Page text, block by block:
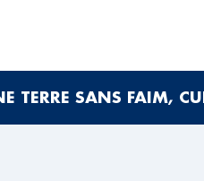
TERRE SANS FAIM,